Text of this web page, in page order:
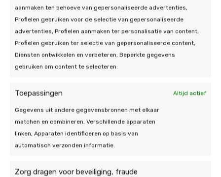
aanmaken ten behoeve van gepersonaliseerde advertenties,
Profielen gebruiken voor de selectie van gepersonaliseerde
advertenties, Profielen aanmaken ter personalisatie van content,
Profielen gebruiken ter selectie van gepersonaliseerde content,
Diensten ontwikkelen en verbeteren, Beperkte gegevens
gebruiken om content te selecteren.
Toepassingen Altijd actief
Gegevens uit andere gegevensbronnen met elkaar
matchen en combineren, Verschillende apparaten
linken, Apparaten identificeren op basis van
automatisch verzonden informatie.
Zorg dragen voor beveiliging, fraude
22 jan 2026 | Airco
9 tips om uw airco najaarsklaar te
maken
3 min leestijd